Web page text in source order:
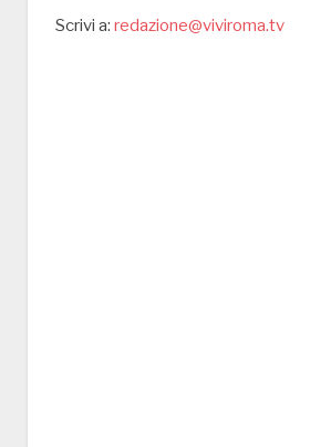
Scrivi a: redazione@viviroma.tv